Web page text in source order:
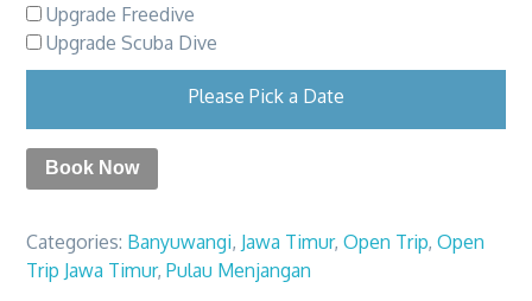
Upgrade Freedive
Upgrade Scuba Dive
Please Pick a Date
Book Now
Categories: Banyuwangi, Jawa Timur,Open Trip,Open
Trip Jawa Timur,Pulau Menjangan